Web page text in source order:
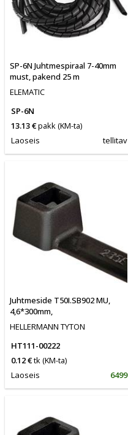
SP-6N Juhtmespiraal 7-40mm
must, pakend 25 m
ELEMATIC
SP-6N
13.13 €pakk(KM-ta)
Laoseis
tellitav
Juhtmeside T50I.SB902 MU,
4,6*300mm,
HELLERMANN TYTON
HT111-00222
0.12 €tk(KM-ta)
Laoseis
6499